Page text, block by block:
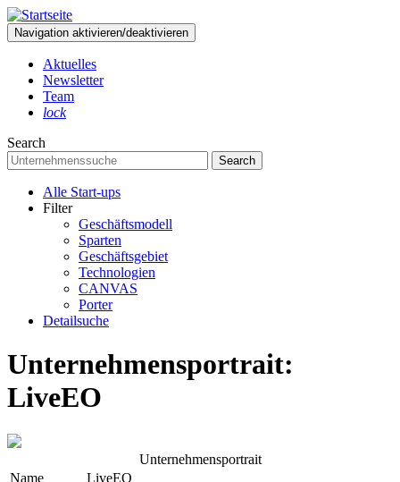
Direkt
zum
Inhalt
Navigation aktivieren/deaktivieren
User
account
menu
Aktuelles
Newsletter
Team
lock
Search
Search
Hauptnavigation
Alle Start-ups
Filter
Geschäftsmodell
Sparten
Geschäftsgebiet
Technologien
CANVAS
Porter
Detailsuche
Unternehmensportrait:
LiveEO
Unternehmensportrait
Name
LiveEO